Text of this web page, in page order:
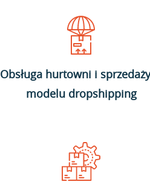
Obsługa hurtowni i
modelu dropshipping